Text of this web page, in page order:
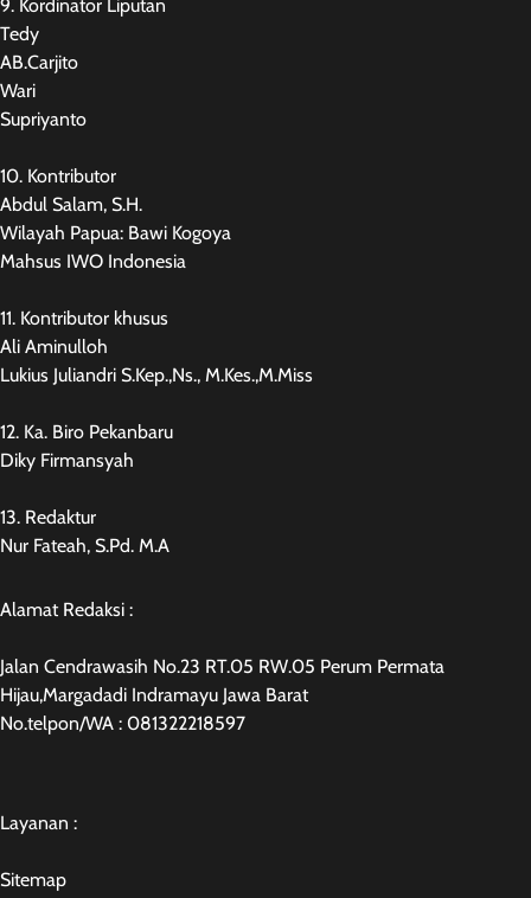
9. Kordinator Liputan
Tedy
AB.Carjito
Wari
Supriyanto
10. Kontributor
Abdul Salam, S.H.
Wilayah Papua: Bawi Kogoya
Mahsus IWO Indonesia
11. Kontributor khusus
Ali Aminulloh
Lukius Juliandri S.Kep.,Ns., M.Kes.,M.Miss
12. Ka. Biro Pekanbaru
Diky Firmansyah
13. Redaktur
Nur Fateah, S.Pd. M.A
Alamat Redaksi :
Jalan Cendrawasih No.23 RT.05 RW.05 Perum Permata
Hijau,Margadadi Indramayu Jawa Barat
No.telpon/WA : 081322218597
Layanan :
Sitemap